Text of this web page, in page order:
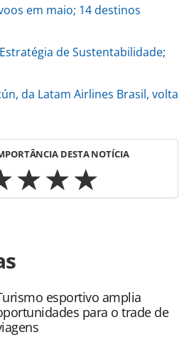
em maio; 14 destinos
de Sustentabilidade;
da Latam Airlines Brasil, volta
DESTA NOTÍCIA
aviacao/empresas/2021/05/
15-kg-em-voos-
ou as ferramentas oferecidas na
produzido pela PANROTAS
brasileira sobre direito
conteúdo sem autorização da
esportivo amplia
para o trade de